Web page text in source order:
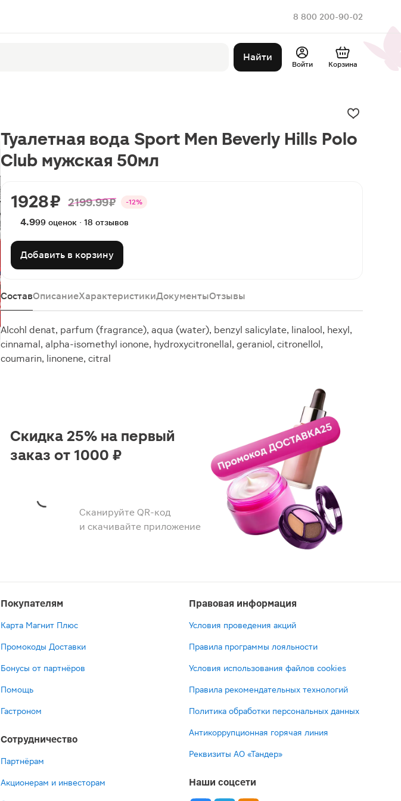
8 800 200-90-02
Найти
Войти Корзина
Туалетная вода Sport Men Beverly Hills Polo
Club мужская 50мл
1928 ₽ 2199.99 ₽ -12%
4.999 оценок · 18 отзывов
Добавить в корзину
СоставОписаниеХарактеристикиДокументыОтзывы
Alcohl denat, parfum (fragrance), aqua (water), benzyl salicylate, linalool, hexyl,
cinnamal, alpha-isomethyl ionone, hydroxycitronellal, geraniol, citronellol,
coumarin, linonene, citral
Сканируйте QR-код
и скачивайте приложение
Скидка 25% на первый
заказ от 1000 ₽
Покупателям
Карта Магнит Плюс
Промокоды Доставки
Бонусы от партнёров
Помощь
Гастроном
Сотрудничество
Партнёрам
Акционерам и инвесторам
Правовая информация
Условия проведения акций
Правила программы лояльности
Условия использования файлов cookies
Правила рекомендательных технологий
Политика обработки персональных данных
Антикоррупционная горячая линия
Реквизиты АО «Тандер»
Наши соцсети